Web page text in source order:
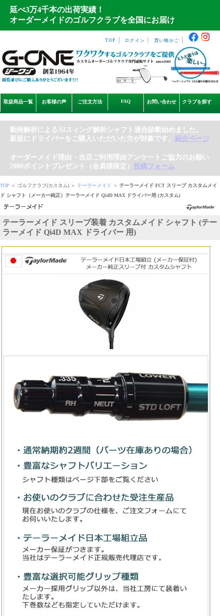
延べ3万4千本の出荷実績！
オーダーメイドのゴルフクラブを全国にお届け
TOP ログイン 買い物かご
取扱商品一覧 お客様の声 ご注文方法 FAQ お問い合わせ クラブを探す
動画解析によるAIスィング解析シャフト適合診断始めました。
新規にドライバーをご購入いただいた方が対象です。 紹介ページ
オーダーメイド理由・当店ご利用理由アンケートご協力のお願い
2000ポイントプレゼント（会員様限定） 投稿フォーム
TOP ＞ ゴルフクラブ(カスタム) ＞ テーラーメイド ＞ テーラーメイド FCT スリーブ カスタムメイ
ド シャフト（メーカー純正）テーラーメイド Qi4D MAX ドライバー用 (カスタム)
テーラーメイド スリーブ装着 カスタムメイド シャフト (テー
ラーメイド Qi4D MAX ドライバー 用)